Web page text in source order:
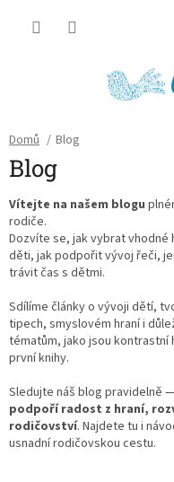
Domů / Blog
Blog
Vítejte na našem blogu
rodiče.
Dozvíte se, jak vybrat
děti, jak podpořit vývoj řeči,
trávit čas s dětmi.
Sdílíme články o vývoji dětí,
tipech, smyslovém hraní i
tématům, jako jsou kontrastní
první knihy.
Sledujte náš blog pravidelně —
podpoří radost z hraní,
rodičovství. Najdete tu i
usnadní rodičovskou cestu.